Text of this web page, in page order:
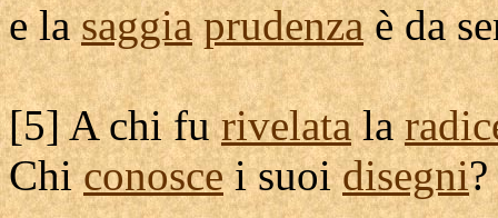
e lasaggia prudenzaè da
[5] A chi furivelatala
Chiconoscei suoidisegni?